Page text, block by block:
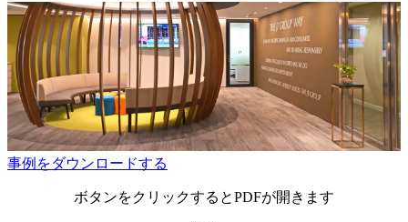
事例をダウンロードする
ボタンをクリックするとPDFが開きます